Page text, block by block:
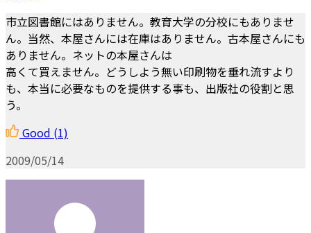
市立図書館にはありません。教育大学の分校にもありませ
ん。当然、本屋さんには在庫はありません。古本屋さんにも
ありません。ネットの本屋さんは
高くて買えません。どうしよう無い印刷物を垂れ流すより
も、本当に必要なものを提供する事も、出版社の役割と思
う。
Good (1)
2009/05/14